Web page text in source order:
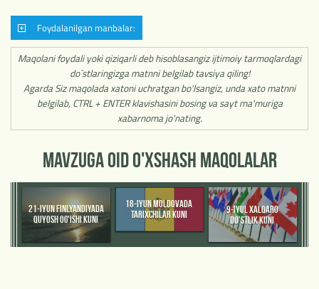
Foydalanilgan manbalar:
Maqolani foydali yoki qiziqarli deb hisoblasangiz ijtimoiy tarmoqlardagi
do`stlaringizga matnni belgilab tavsiya qiling!
Agarda Siz maqolada xatoni uchratgan bo'lsangiz, unda xato matnni
belgilab, CTRL + ENTER klavishasini bosing va sayt ma'muriga
xabarnoma jo'nating.
MAVZUGA OID O'XSHASH MAQOLALAR
21-IYUN FINLYANDIYADA
QUYOSH OG'ISHI KUNI
18-IYUN MOLDOVADA
TARIXCHILAR KUNI
9-IYUL XALQARO
DO’STLIK KUNI